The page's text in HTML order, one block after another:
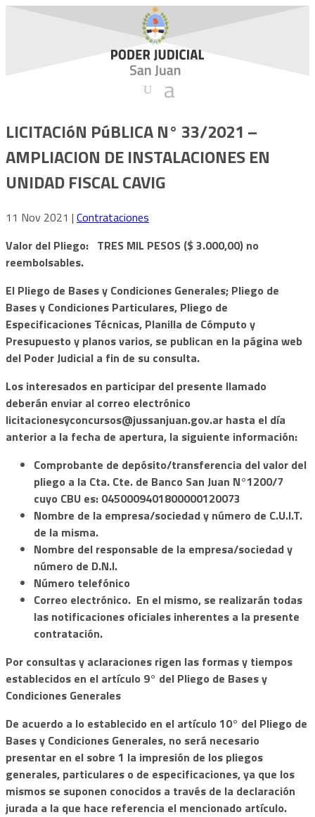
LICITACIóN PúBLICA N° 33/2021 –
AMPLIACION DE INSTALACIONES EN
UNIDAD FISCAL CAVIG
11 Nov 2021 | Contrataciones
Valor del Pliego: TRES MIL PESOS ($ 3.000,00) no
reembolsables.
El Pliego de Bases y Condiciones Generales; Pliego de
Bases y Condiciones Particulares, Pliego de
Especificaciones Técnicas, Planilla de Cómputo y
Presupuesto y planos varios, se publican en la página web
del Poder Judicial a fin de su consulta.
Los interesados en participar del presente llamado
deberán enviar al correo electrónico
licitacionesyconcursos@jussanjuan.gov.ar hasta el día
anterior a la fecha de apertura, la siguiente información:
Comprobante de depósito/transferencia del valor del
pliego a la Cta. Cte. de Banco San Juan N°1200/7
cuyo CBU es: 0450009401800000120073
Nombre de la empresa/sociedad y número de C.U.I.T.
de la misma.
Nombre del responsable de la empresa/sociedad y
número de D.N.I.
Número telefónico
Correo electrónico. En el mismo, se realizarán todas
las notificaciones oficiales inherentes a la presente
contratación.
Por consultas y aclaraciones rigen las formas y tiempos
establecidos en el artículo 9° del Pliego de Bases y
Condiciones Generales
De acuerdo a lo establecido en el artículo 10° del Pliego de
Bases y Condiciones Generales, no será necesario
presentar en el sobre 1 la impresión de los pliegos
generales, particulares o de especificaciones, ya que los
mismos se suponen conocidos a través de la declaración
jurada a la que hace referencia el mencionado artículo.